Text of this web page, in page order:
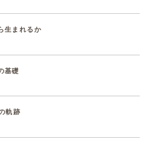
生まれるか
基礎
軌跡